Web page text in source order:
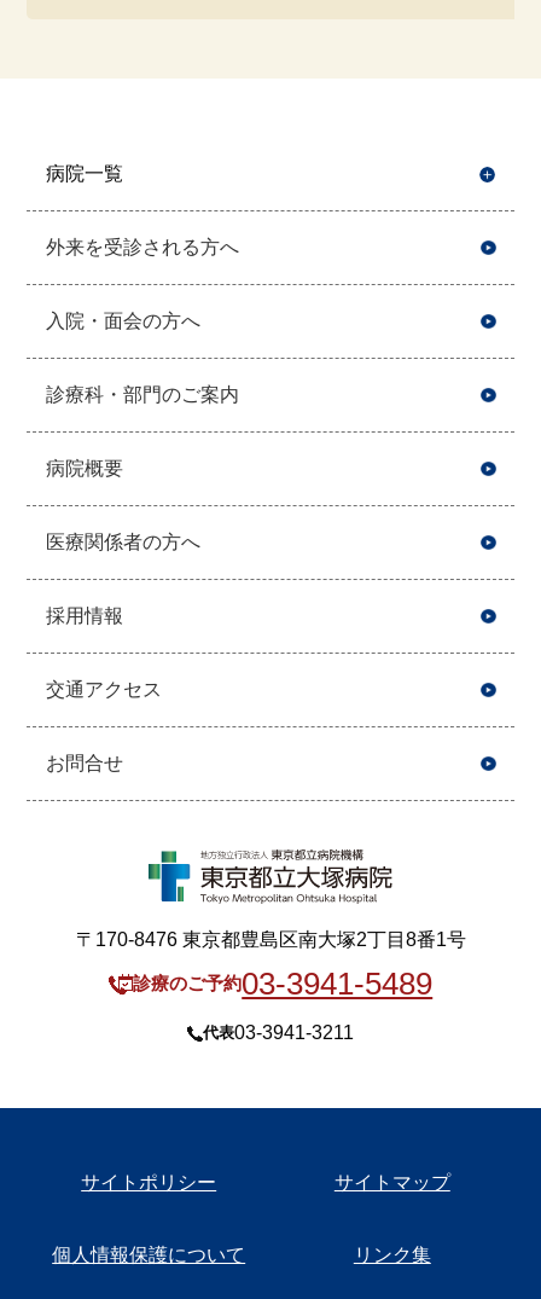
病院一覧
外来を受診される方へ
入院・面会の方へ
診療科・部門のご案内
病院概要
医療関係者の方へ
採用情報
交通アクセス
お問合せ
〒170-8476 東京都豊島区南大塚2丁目8番1号
診療のご予約03-3941-5489
代表03-3941-3211
サイトポリシー サイトマップ
個人情報保護について リンク集